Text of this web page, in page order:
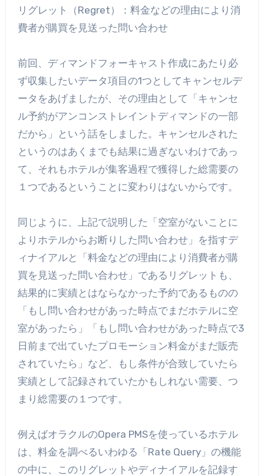
リグレット（Regret）：料金などの理由により消
費者が購買を見送った問い合わせ
前回、ディマンドフォーキャスト作成にあたり必
ず収集したいデータ項目の1つとしてキャンセルデ
ータをあげましたが、その理由として「キャンセ
ル予約がアンコンストレイントディマンドの一部
だから」という話をしました。キャンセルされた
というのはあくまでも結果に過ぎないわけであっ
て、それもホテルが集客過程で獲得した総需要の
１つであるということに変わりはないからです。
同じように、上記で説明した「空室がないことに
よりホテルからお断りした問い合わせ」を指すデ
ィナイアルと「料金などの理由により消費者が購
買を見送った問い合わせ」であるリグレットも、
結果的に実績とはならなかった予約であるものの
「もし問い合わせがあった時点でまだホテルに空
室があったら」「もし問い合わせがあった時点で3
日前まで出ていたプロモーション料金がまだ販売
されていたら」など、もし条件が合致していたら
実績として記録されていたかもしれない需要、つ
まり総需要の１つです。
例えばオラクルのOpera PMSを使っているホテル
は、料金を調べるいわゆる「Rate Query」の機能
の中に、このリグレットやディナイアルを記録す